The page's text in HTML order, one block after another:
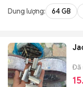
Dung lượng: 64 GB
Đã